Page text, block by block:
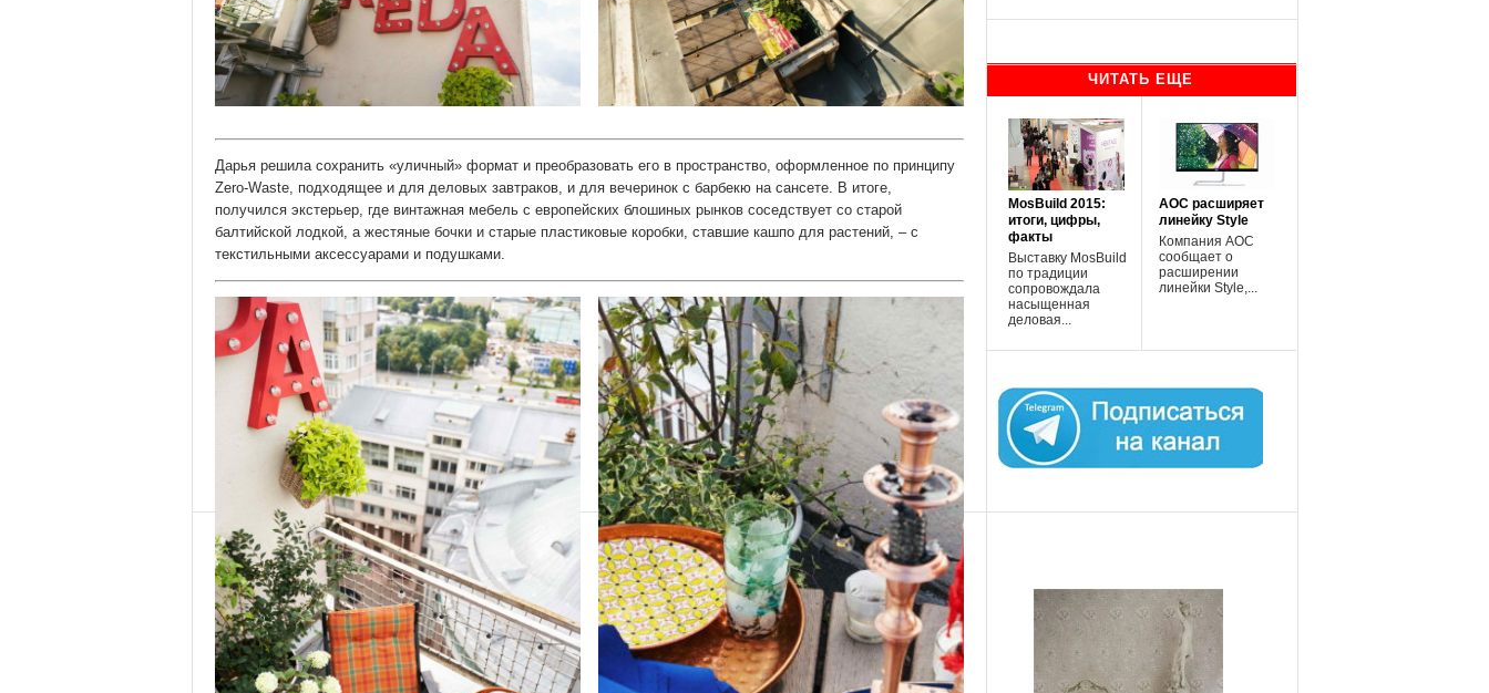
Дарья решила сохранить «уличный» формат и преобразовать его в пространство, оформленное по принципу
Zero-Waste, подходящее и для деловых завтраков, и для вечеринок с барбекю на сансете. В итоге,
получился экстерьер, где винтажная мебель с европейских блошиных рынков соседствует со старой
балтийской лодкой, а жестяные бочки и старые пластиковые коробки, ставшие кашпо для растений, – с
текстильными аксессуарами и подушками.
ЧИТАТЬ ЕЩЕ
MosBuild 2015:
итоги, цифры,
факты
Выставку MosBuild
по традиции
сопровождала
насыщенная
деловая...
AOC расширяет
линейку Style
Компания AOC
сообщает о
расширении
линейки Style,...